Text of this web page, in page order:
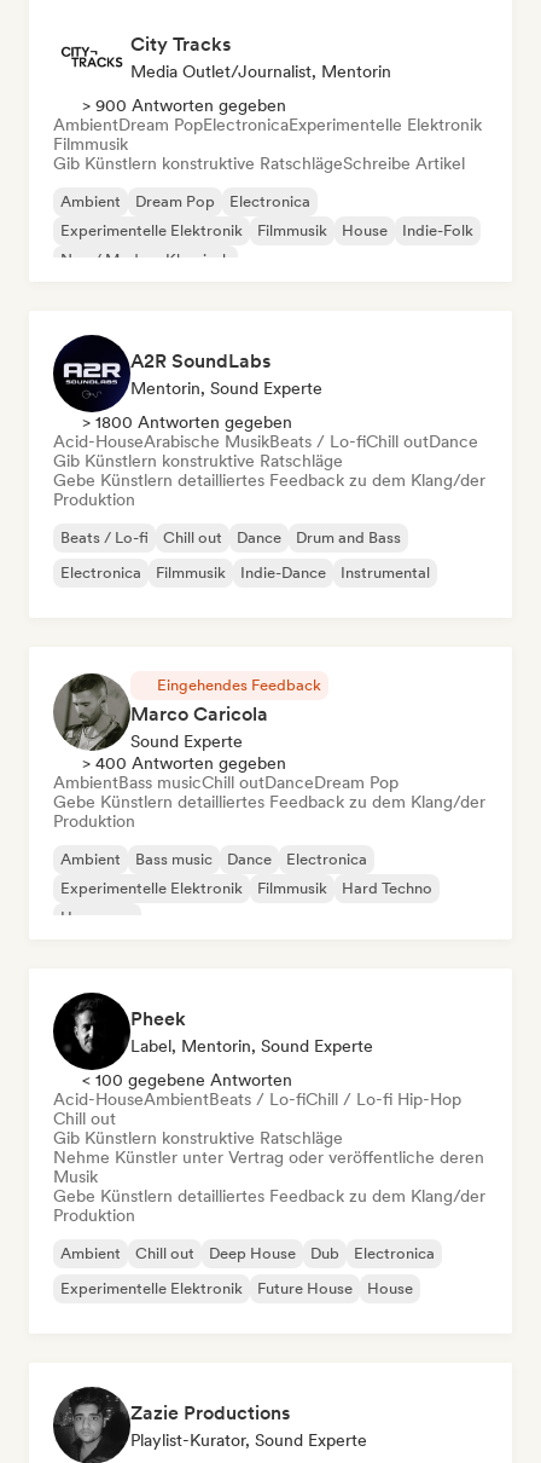
City Tracks
Media Outlet/Journalist, Mentorin
> 900 Antworten gegeben
AmbientDream PopElectronicaExperimentelle Elektronik
Filmmusik
Gib Künstlern konstruktive RatschlägeSchreibe Artikel
Ambient Dream Pop
Electronica
Experimentelle Elektronik
Filmmusik House
Indie-Folk
Neo / Modern Klassisch
A2R SoundLabs
Mentorin, Sound Experte
> 1800 Antworten gegeben
Acid-HouseArabische MusikBeats / Lo-fiChill outDance
Gib Künstlern konstruktive Ratschläge
Gebe Künstlern detailliertes Feedback zu dem Klang/der
Produktion
Beats / Lo-fi Chill out Dance
Drum and Bass
Electronica
Filmmusik Indie-Dance Instrumental
Eingehendes Feedback
Marco Caricola
Sound Experte
> 400 Antworten gegeben
AmbientBass musicChill outDanceDream Pop
Gebe Künstlern detailliertes Feedback zu dem Klang/der
Produktion
Ambient Bass music Dance
Electronica
Experimentelle Elektronik
Filmmusik
Hard Techno
Hyperpop
Pheek
Label, Mentorin, Sound Experte
< 100 gegebene Antworten
Acid-HouseAmbientBeats / Lo-fiChill / Lo-fi Hip-Hop
Chill out
Gib Künstlern konstruktive Ratschläge
Nehme Künstler unter Vertrag oder veröffentliche deren
Musik
Gebe Künstlern detailliertes Feedback zu dem Klang/der
Produktion
Ambient Chill out Deep House Dub
Electronica
Experimentelle Elektronik
Future House House
Zazie Productions
Playlist-Kurator, Sound Experte